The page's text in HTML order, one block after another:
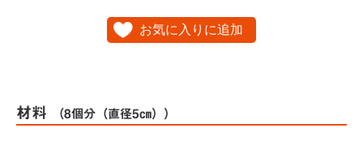
お気に入りに追加
材料 （8個分（直径5㎝））